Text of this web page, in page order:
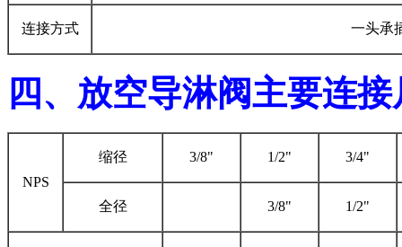
连接方式 一头承
四、放空导淋阀主要连
NPS
缩径 3/8" 1/2" 3/4"
全径 3/8" 1/2"